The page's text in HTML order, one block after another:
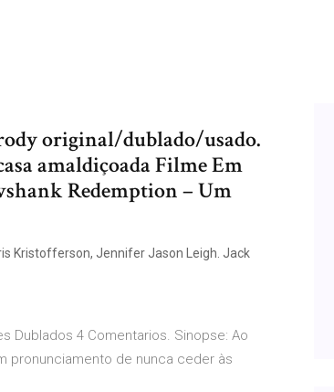
original/dublado/usado.
amaldiçoada Filme Em
Redemption – Um
Kristofferson, Jennifer Jason Leigh. Jack
Dublados 4 Comentarios. Sinopse: Ao
pronunciamento de nunca ceder às